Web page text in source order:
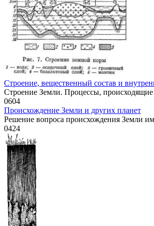
Строение, вещественный состав и
Строение Земли. Процессы, происходящие
0604
Происхождение Земли и других планет
Решение вопроса происхождения Земли
0424